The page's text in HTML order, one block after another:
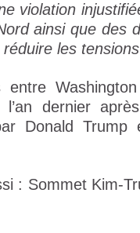
violation
ainsi que des
les
entre
l’an dernier
Donald
: Sommet Kim-